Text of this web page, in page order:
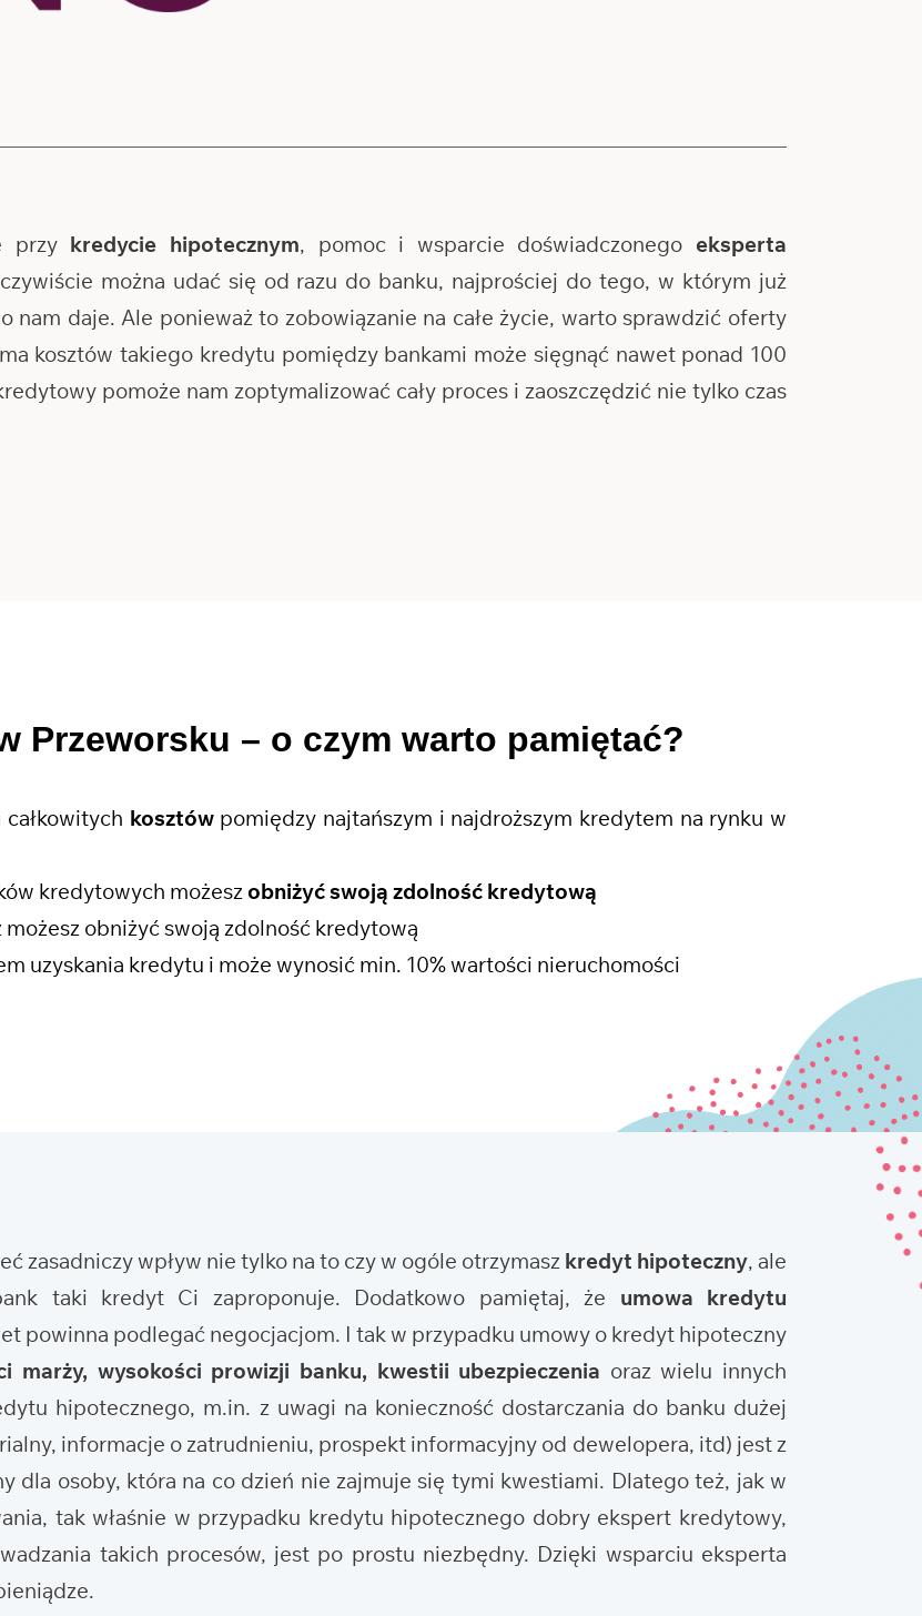
przy kredycie hipotecznym, pomoc i wsparcie doświadczonego eksperta
można udać się od razu do banku, najprościej do tego, w którym już
nam daje. Ale ponieważ to zobowiązanie na całe życie, warto sprawdzić oferty
kosztów takiego kredytu pomiędzy bankami może sięgnąć nawet ponad 100
pomoże nam zoptymalizować cały proces i zaoszczędzić nie tylko czas
Przeworsku – o czym warto pamiętać?
kosztówpomiędzy najtańszym i najdroższym kredytem na rynku w
kredytowych możesz obniżyć swoją zdolność kredytową
możesz obniżyć swoją zdolność kredytową
uzyskania kredytu i może wynosić min. 10% wartości nieruchomości
zasadniczy wpływ nie tylko na to czy w ogóle otrzymasz kredyt hipoteczny, ale
taki kredyt Ci zaproponuje. Dodatkowo pamiętaj, że umowa kredytu
powinna podlegać negocjacjom. I tak w przypadku umowy o kredyt hipoteczny
marży, wysokości prowizji banku, kwestii ubezpieczenia oraz wielu innych
hipotecznego, m.in. z uwagi na konieczność dostarczania do banku dużej
informacje o zatrudnieniu, prospekt informacyjny od dewelopera, itd) jest z
dla osoby, która na co dzień nie zajmuje się tymi kwestiami. Dlatego też, jak w
tak właśnie w przypadku kredytu hipotecznego dobry ekspert kredytowy,
takich procesów, jest po prostu niezbędny. Dzięki wsparciu eksperta